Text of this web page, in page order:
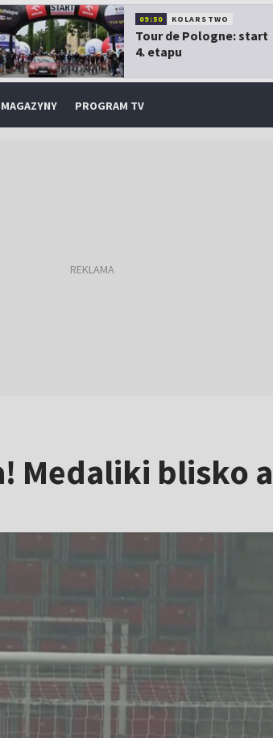
09:50 KOLARSTWO
Tour de Pologne: start
4. etapu
MAGAZYNY PROGRAM TV
Medaliki blisko